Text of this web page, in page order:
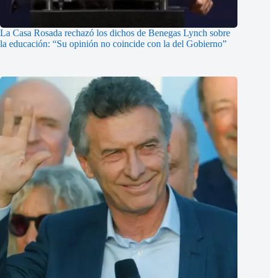
La Casa Rosada rechazó los dichos de Benegas Lynch sobre
la educación: “Su opinión no coincide con la del Gobierno”